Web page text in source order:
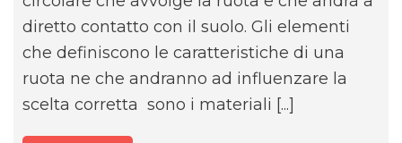
diretto contatto con il suolo. Gli elementi
che definiscono le caratteristiche di una
ruota ne che andranno ad influenzare la
scelta corretta sono i materiali [...]